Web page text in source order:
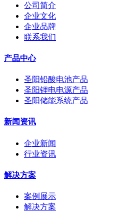
公司简介
企业文化
企业品牌
联系我们
产品中心
圣阳铅酸电池产品
圣阳锂电电源产品
圣阳储能系统产品
新闻资讯
企业新闻
行业资讯
解决方案
案例展示
解决方案